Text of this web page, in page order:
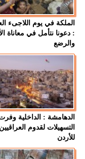
الملكة في يوم اللاجىء
: دعونا نتأمل في معاناة
والرضع
الدهامشة : الداخلية
التسهيلات لقدوم العراقيين
للأردن